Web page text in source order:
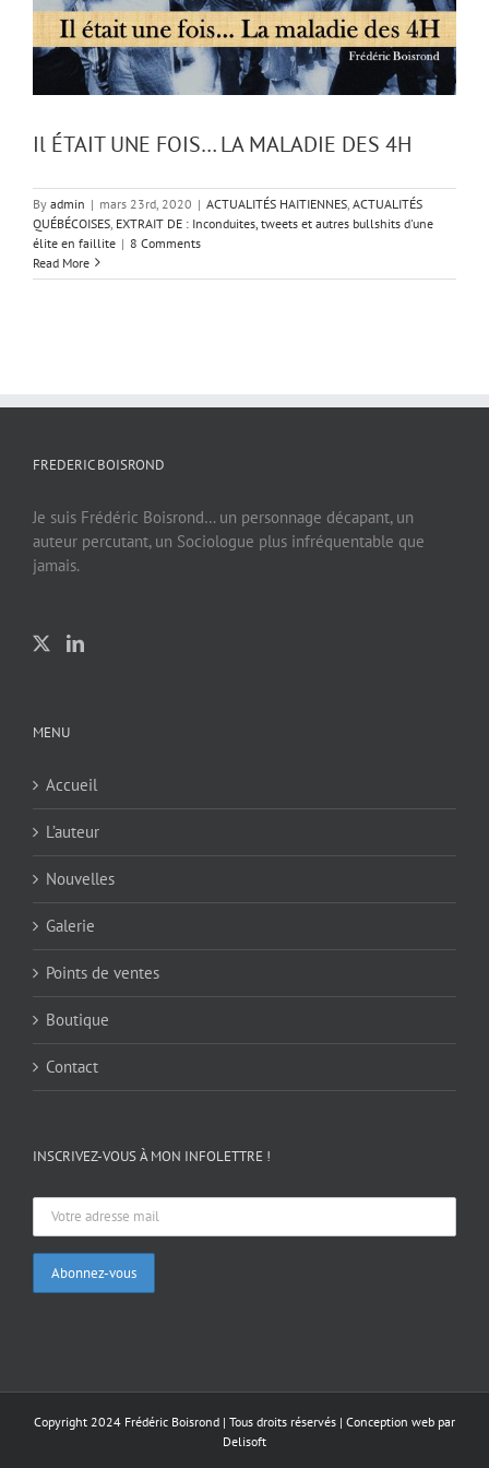
Il ÉTAIT UNE FOIS… LA MALADIE DES 4H
By admin | mars 23rd, 2020 | ACTUALITÉS HAITIENNES ACTUALITÉS
QUÉBÉCOISES EXTRAIT DE : Inconduites, tweets et autres bullshits d'une
élite en faillite | 8 Comments
Read More
FREDERIC BOISROND
Je suis Frédéric Boisrond… un personnage décapant, un
auteur percutant, un Sociologue plus infréquentable que
jamais.
MENU
Accueil
L’auteur
Nouvelles
Galerie
Points de ventes
Boutique
Contact
INSCRIVEZ-VOUS À MON INFOLETTRE !
Copyright 2024 Frédéric Boisrond | Tous droits réservés | Conception web par
Delisoft